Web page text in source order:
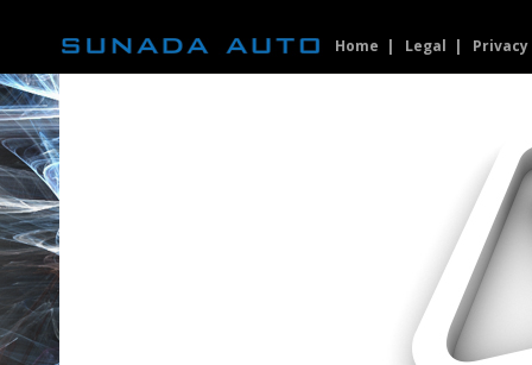
Home Legal